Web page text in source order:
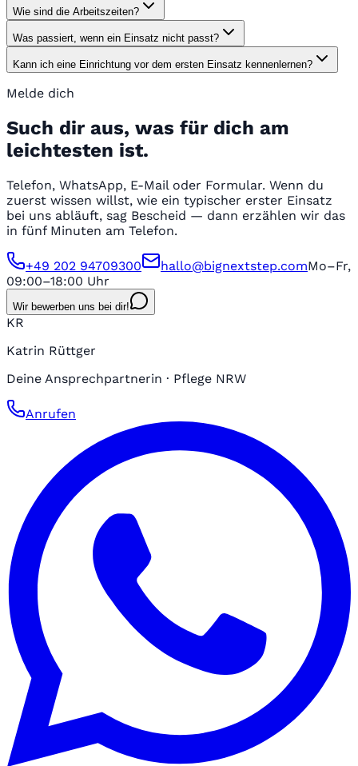
Wie sind die Arbeitszeiten?
Was passiert, wenn ein Einsatz nicht passt?
Kann ich eine Einrichtung vor dem ersten Einsatz kennenlernen?
Melde dich
Such dir aus, was für dich am
leichtesten ist.
Telefon, WhatsApp, E-Mail oder Formular. Wenn du
zuerst wissen willst, wie ein typischer erster Einsatz
bei uns abläuft, sag Bescheid — dann erzählen wir das
in fünf Minuten am Telefon.
+49 202 94709300 hallo@bignextstep.comMo–Fr,
09:00–18:00 Uhr
Wir bewerben uns bei dir!
KR
Katrin Rüttger
Deine Ansprechpartnerin · Pflege NRW
Anrufen